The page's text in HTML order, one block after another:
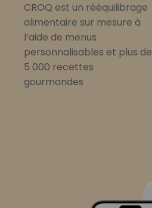
CROQ est un rééquilibrage
alimentaire sur mesure à
l’aide de menus
personnalisables et plus de
5 000 recettes
gourmandes